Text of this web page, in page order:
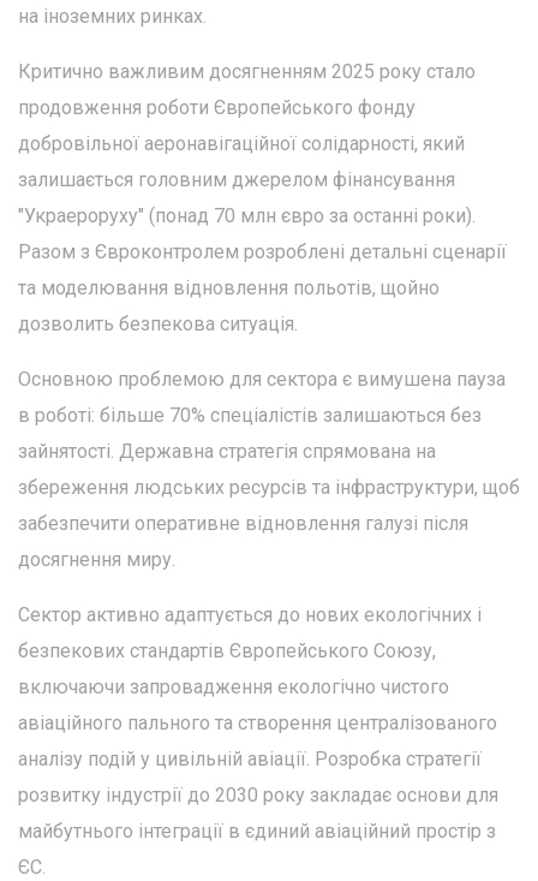
на іноземних ринках.
Критично важливим досягненням 2025 року стало
продовження роботи Європейського фонду
добровільної аеронавігаційної солідарності, який
залишається головним джерелом фінансування
"Украероруху" (понад 70 млн євро за останні роки).
Разом з Євроконтролем розроблені детальні сценарії
та моделювання відновлення польотів, щойно
дозволить безпекова ситуація.
Основною проблемою для сектора є вимушена пауза
в роботі: більше 70% спеціалістів залишаються без
зайнятості. Державна стратегія спрямована на
збереження людських ресурсів та інфраструктури, щоб
забезпечити оперативне відновлення галузі після
досягнення миру.
Сектор активно адаптується до нових екологічних і
безпекових стандартів Європейського Союзу,
включаючи запровадження екологічно чистого
авіаційного пального та створення централізованого
аналізу подій у цивільній авіації. Розробка стратегії
розвитку індустрії до 2030 року закладає основи для
майбутнього інтеграції в єдиний авіаційний простір з
ЄС.